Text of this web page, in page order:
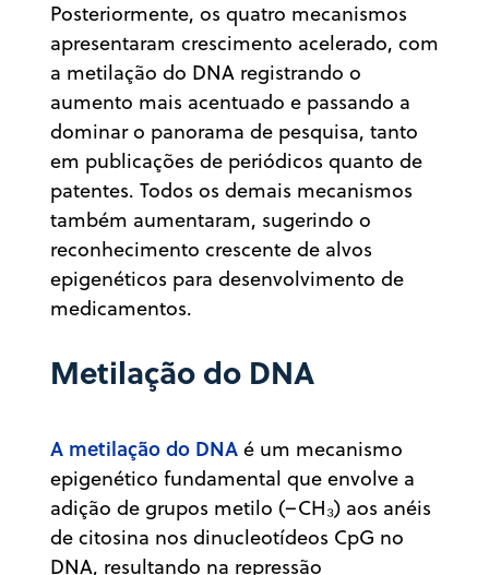
Posteriormente, os quatro mecanismos
apresentaram crescimento acelerado, com
a metilação do DNA registrando o
aumento mais acentuado e passando a
dominar o panorama de pesquisa, tanto
em publicações de periódicos quanto de
patentes. Todos os demais mecanismos
também aumentaram, sugerindo o
reconhecimento crescente de alvos
epigenéticos para desenvolvimento de
medicamentos.
Metilação do DNA
A metilação do DNA é um mecanismo
epigenético fundamental que envolve a
adição de grupos metilo (–CH₃) aos anéis
de citosina nos dinucleotídeos CpG no
DNA, resultando na repressão